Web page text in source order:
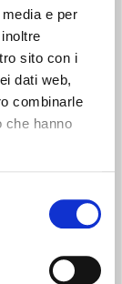
e per
sito con i
dati web,
combinarle
che hanno
alla massima